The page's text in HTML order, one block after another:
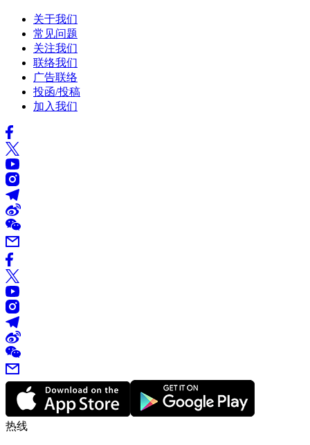
关于我们
常见问题
关注我们
联络我们
广告联络
投函/投稿
加入我们
热线